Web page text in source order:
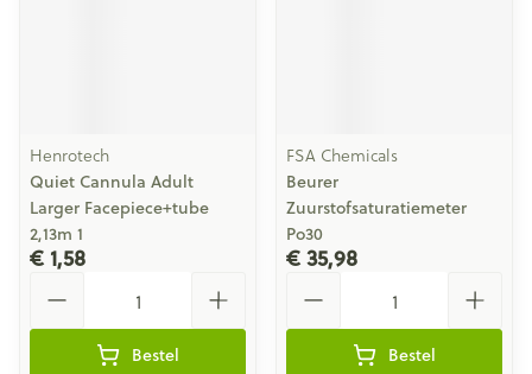
Henrotech
Quiet Cannula Adult
Larger Facepiece+tube
2,13m 1
€ 1,58
Bestel
FSA Chemicals
Beurer
Zuurstofsaturatiemeter
Po30
€ 35,98
Bestel